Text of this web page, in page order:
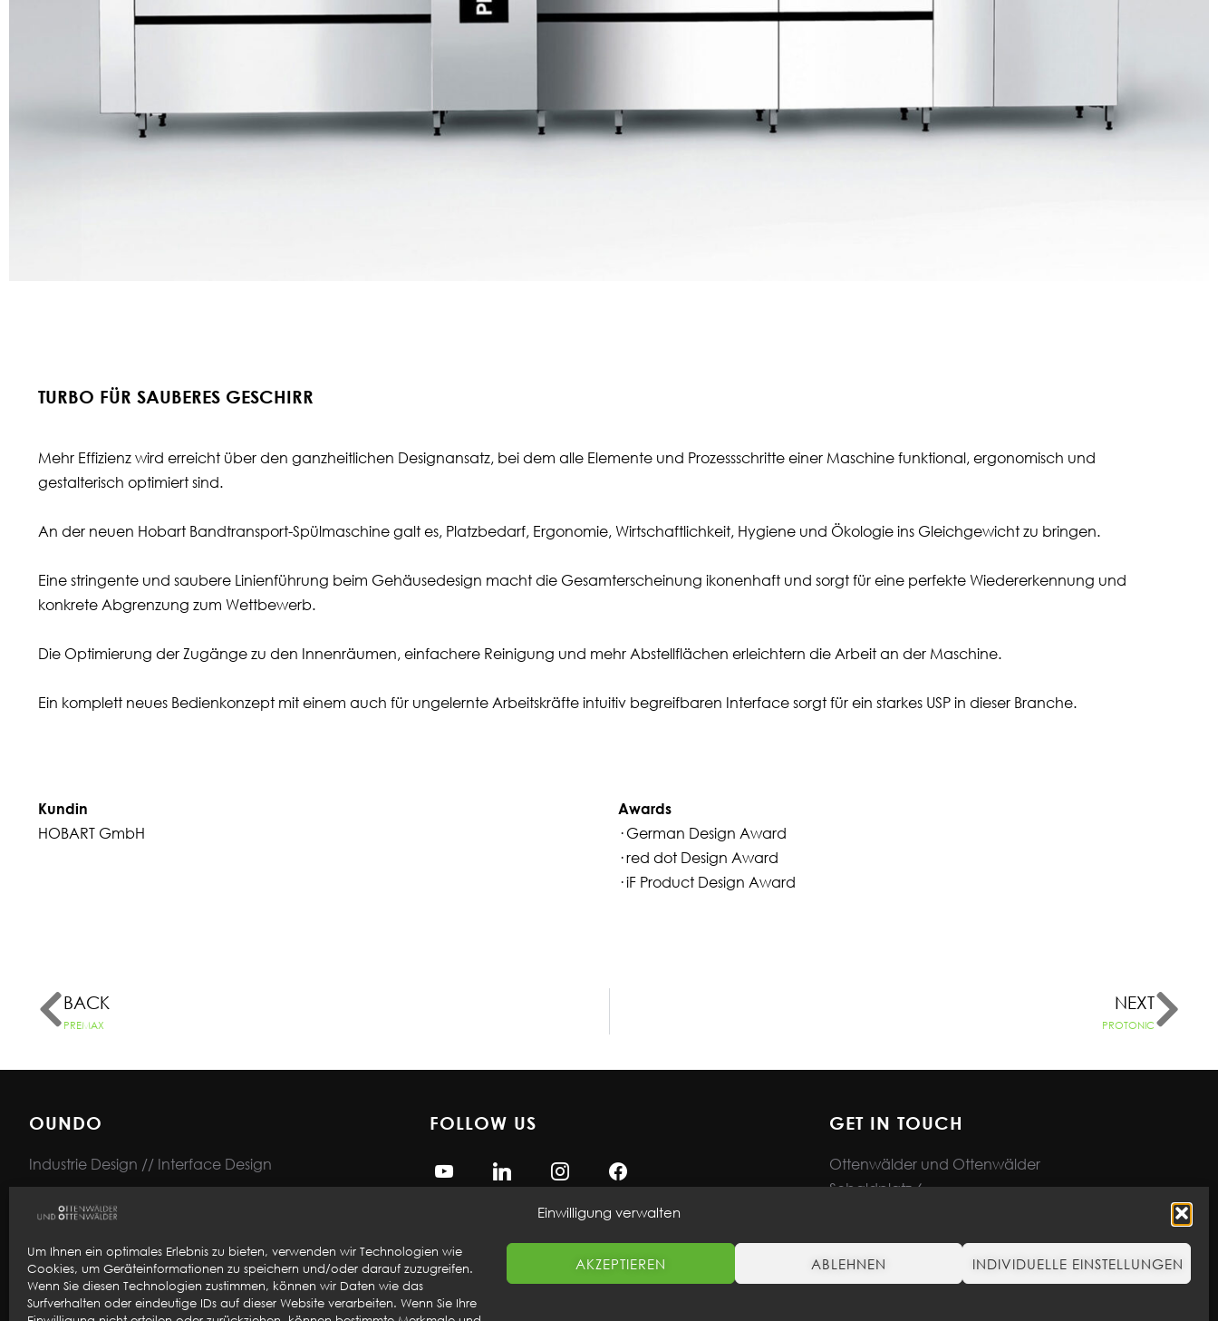
Einwilligung verwalten
Um Ihnen ein optimales Erlebnis zu bieten, verwenden wir Technologien wie
Cookies, um Geräteinformationen zu speichern und/oder darauf zuzugreifen.
Wenn Sie diesen Technologien zustimmen, können wir Daten wie das
Surfverhalten oder eindeutige IDs auf dieser Website verarbeiten. Wenn Sie Ihre
AKZEPTIEREN ABLEHNEN INDIVIDUELLE EINSTELLUNGEN
TURBO FÜR SAUBERES GESCHIRR
Mehr Effizienz wird erreicht über den ganzheitlichen Designansatz, bei dem alle Elemente und Prozessschritte einer Maschine funktional, ergonomisch und
gestalterisch optimiert sind.
An der neuen Hobart Bandtransport-Spülmaschine galt es, Platzbedarf, Ergonomie, Wirtschaftlichkeit, Hygiene und Ökologie ins Gleichgewicht zu bringen.
Eine stringente und saubere Linienführung beim Gehäusedesign macht die Gesamterscheinung ikonenhaft und sorgt für eine perfekte Wiedererkennung und
konkrete Abgrenzung zum Wettbewerb.
Die Optimierung der Zugänge zu den Innenräumen, einfachere Reinigung und mehr Abstellflächen erleichtern die Arbeit an der Maschine.
Ein komplett neues Bedienkonzept mit einem auch für ungelernte Arbeitskräfte intuitiv begreifbaren Interface sorgt für ein starkes USP in dieser Branche.
Kundin
HOBART GmbH
Awards
· German Design Award
· red dot Design Award
· iF Product Design Award
BACK
PREMAX
NEXT
PROTONIC
OUNDO
Industrie Design // Interface Design
Impressum
Newsletter
FOLLOW US GET IN TOUCH
Ottenwälder und Ottenwälder
Sebaldplatz 6
info@ottenwaelder.de